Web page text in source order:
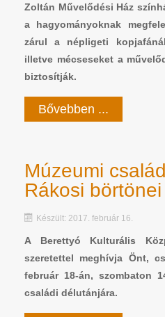
Zoltán Művelődési Ház
a hagyományoknak
zárul a népligeti
illetve mécseseket a
biztosítják.
Bővebben ...
Múzeumi
Rákosi börtönei
Készült: 2017. február 16.
A Berettyó Kulturális
szeretettel meghívja Önt,
február 18-án, szombaton
családi délutánjára.